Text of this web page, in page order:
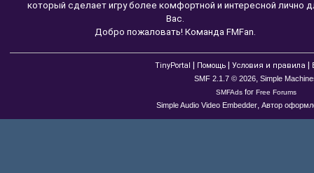
который сделает игру более комфортной и интересной лично
Вас.
Добро пожаловать! Команда FMFan.
TinyPortal Помощь Условия и правила
SMF 2.1.7 © 2026, Simple
SMFAdsfor Free Forums
Simple Audio Video Embedder, Автор